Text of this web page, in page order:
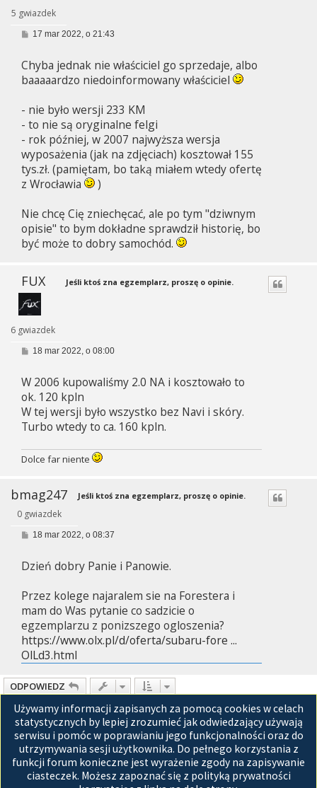
5 gwiazdek
P
t
17 mar 2022, o 21:43
Chyba jednak nie właściciel go sprzedaje, albo
baaaaardzo niedoinformowany właściciel
- nie było wersji 233 KM
- to nie są oryginalne felgi
- rok później, w 2007 najwyższa wersja
wyposażenia (jak na zdjęciach) kosztował 155
tys.zł. (pamiętam, bo taką miałem wtedy ofertę
z Wrocławia
)
Nie chcę Cię zniechęcać, ale po tym "dziwnym
opisie" to bym dokładne sprawdził historię, bo
być może to dobry samochód.
FUX
6 gwiazdek
Jeśli ktoś zna egzemplarz, proszę o opinie.
P
t
18 mar 2022, o 08:00
W 2006 kupowaliśmy 2.0 NA i kosztowało to
ok. 120 kpln
W tej wersji było wszystko bez Navi i skóry.
Turbo wtedy to ca. 160 kpln.
Dolce far niente
bmag247
0 gwiazdek
Jeśli ktoś zna egzemplarz, proszę o opinie.
P
t
18 mar 2022, o 08:37
Dzień dobry Panie i Panowie.
Przez kolege najaralem sie na Forestera i
mam do Was pytanie co sadzicie o
egzemplarzu z ponizszego ogloszenia?
https://www.olx.pl/d/oferta/subaru-fore ...
OlLd3.html
ODPOWIEDZ
Posty: 5813 Strona231z233
Poprzednia
1 … 229 230 231 232 233
Przejdź do
Używamy informacji zapisanych za pomocą cookies w celach
statystycznych by lepiej zrozumieć jak odwiedzający używają
serwisu i pomóc w poprawianiu jego funkcjonalności oraz do
utrzymywania sesji użytkownika. Do pełnego korzystania z
funkcji forum konieczne jest wyrażenie zgody na zapisywanie
ciasteczek. Możesz zapoznać się z polityką prywatności
Strona główna